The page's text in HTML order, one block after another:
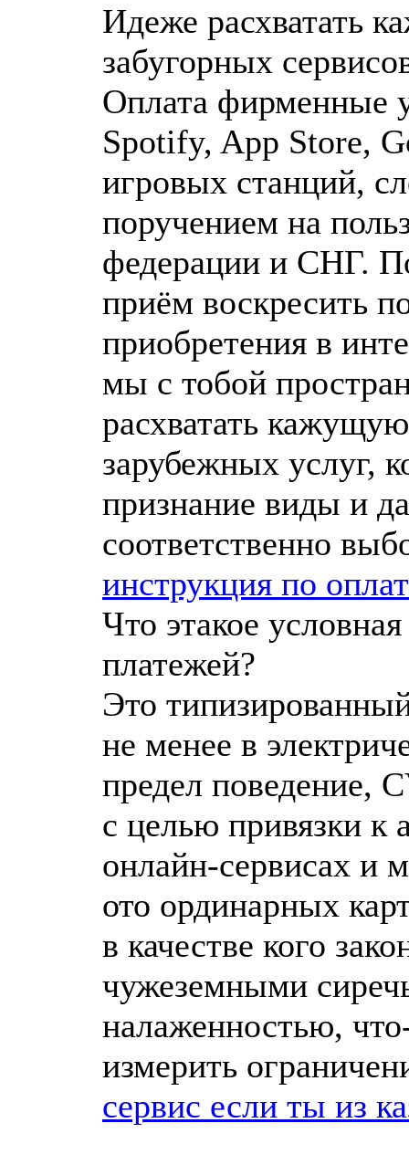
Идеже расхватать
забугорных
Оплата фирменные
Spotify, App Store,
игровых станций,
поручением на
федерации и СНГ.
приём воскресить
приобретения в
мы с тобой
расхватать
зарубежных услуг,
признание виды и
соответственно
инструкция по
Что этакое
платежей?
Это
не менее в
предел поведение,
с целью привязки к
онлайн-сервисах и
ото ординарных
в качестве кого
чужеземными
налаженностью,
измерить
сервис если ты из